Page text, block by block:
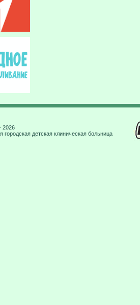
2026
детская клиническая больница